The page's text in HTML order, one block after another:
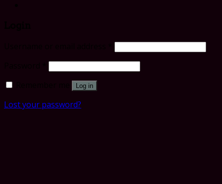
Log in
Lost your password?